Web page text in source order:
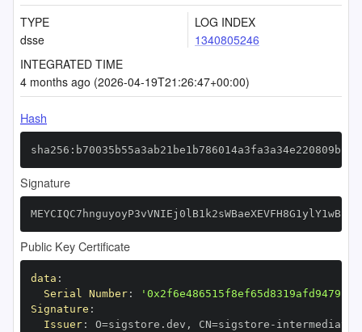
TYPE
dsse
LOG INDEX
1340805246
INTEGRATED TIME
4 months ago (2026-04-19T21:26:47+00:00)
Hash
Signature
Public Key Certificate
data :
Serial Number:
Signature :
Issuer: O=sigstore.dev , CN=sigstore -